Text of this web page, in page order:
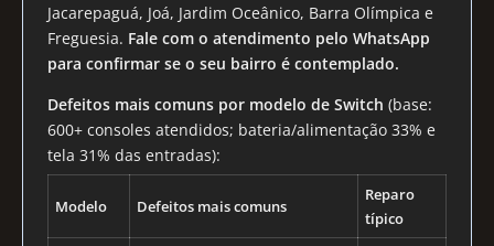
Jacarepaguá, Joá, Jardim Oceânico, Barra Olímpica e
Freguesia. Fale com o atendimento pelo WhatsApp
para confirmar se o seu bairro é contemplado.
Defeitos mais comuns por modelo de Switch (base:
600+ consoles atendidos; bateria/alimentação 33% e
tela 31% das entradas):
Modelo Defeitos mais comuns
Reparo
típico